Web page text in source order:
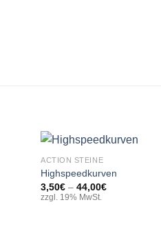
+
ACTION STEINE
Highspeedkurven
3,50€ –44,00€Preisspanne:
zzgl. 19% MwSt.